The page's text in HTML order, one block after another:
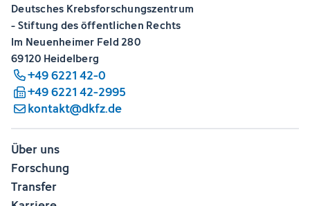
Deutsches Krebsforschungszentrum
- Stiftung des öffentlichen Rechts
Im Neuenheimer Feld 280
69120 Heidelberg
+49 6221 42-0
+49 6221 42-2995
kontakt@dkfz.de
Über uns
Forschung
Transfer